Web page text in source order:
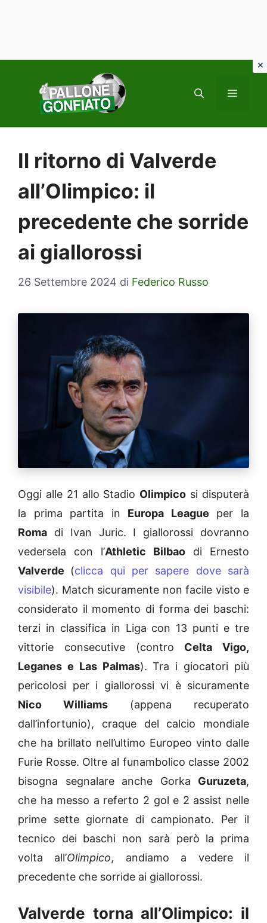
contenuto
MENU
Il ritorno di Valverde
all’Olimpico: il
precedente che sorride
ai giallorossi
26 Settembre 2024 di Federico Russo
Oggi alle 21 allo Stadio Olimpico si disputerà
la prima partita in Europa League per la
Roma di Ivan Juric. I giallorossi dovranno
vedersela con l’Athletic Bilbao di Ernesto
Valverde (clicca qui per sapere dove sarà
visibile). Match sicuramente non facile visto e
considerato il momento di forma dei baschi:
terzi in classifica in Liga con 13 punti e tre
vittorie consecutive (contro Celta Vigo,
Leganes e Las Palmas). Tra i giocatori più
pericolosi per i giallorossi vi è sicuramente
Nico Williams (appena recuperato
dall’infortunio), craque del calcio mondiale
che ha brillato nell’ultimo Europeo vinto dalle
Furie Rosse. Oltre al funambolico classe 2002
bisogna segnalare anche Gorka Guruzeta,
che ha messo a referto 2 gol e 2 assist nelle
prime sette giornate di campionato. Per il
tecnico dei baschi non sarà però la prima
volta all’Olimpico, andiamo a vedere il
precedente che sorride ai giallorossi.
Valverde torna all’Olimpico: il